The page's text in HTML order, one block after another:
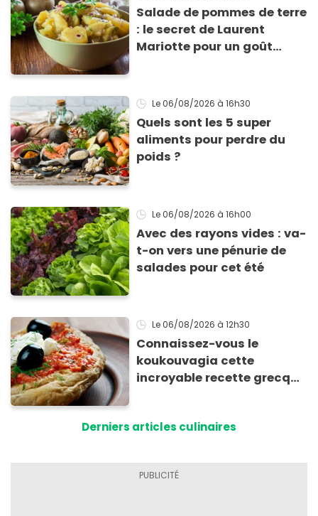
Salade de pommes de terre
: le secret de Laurent
Mariotte pour un goût
Le 06/08/2026 à 16h30
Quels sont les 5 super
aliments pour perdre du
poids ?
Le 06/08/2026 à 16h00
Avec des rayons vides : va-
t-on vers une pénurie de
salades pour cet été
Le 06/08/2026 à 12h30
Connaissez-vous le
koukouvagia cette
incroyable recette grecque
Derniers articles culinaires